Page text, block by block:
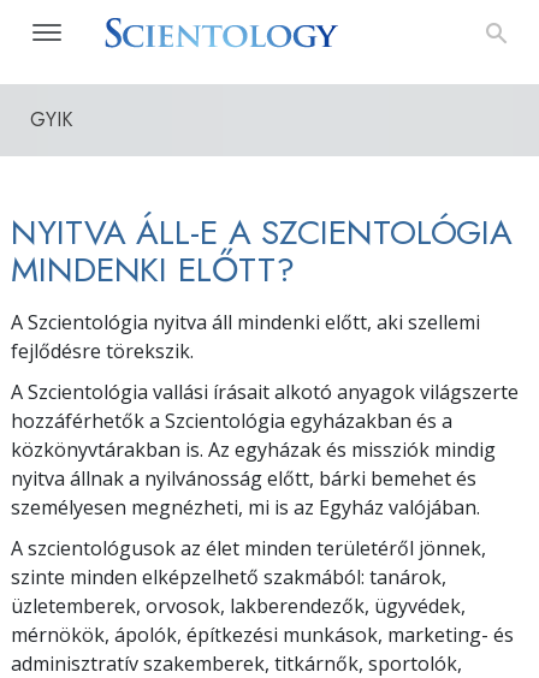
GYIK
NYITVA ÁLL-E A SZCIENTOLÓGIA
MINDENKI ELŐTT?
A Szcientológia nyitva áll mindenki előtt, aki szellemi
fejlődésre törekszik.
A Szcientológia vallási írásait alkotó anyagok világszerte
hozzáférhetők a Szcientológia egyházakban és a
közkönyvtárakban is. Az egyházak és missziók mindig
nyitva állnak a nyilvánosság előtt, bárki bemehet és
személyesen megnézheti, mi is az Egyház valójában.
A szcientológusok az élet minden területéről jönnek,
szinte minden elképzelhető szakmából: tanárok,
üzletemberek, orvosok, lakberendezők, ügyvédek,
mérnökök, ápolók, építkezési munkások, marketing- és
adminisztratív szakemberek, titkárnők, sportolók,